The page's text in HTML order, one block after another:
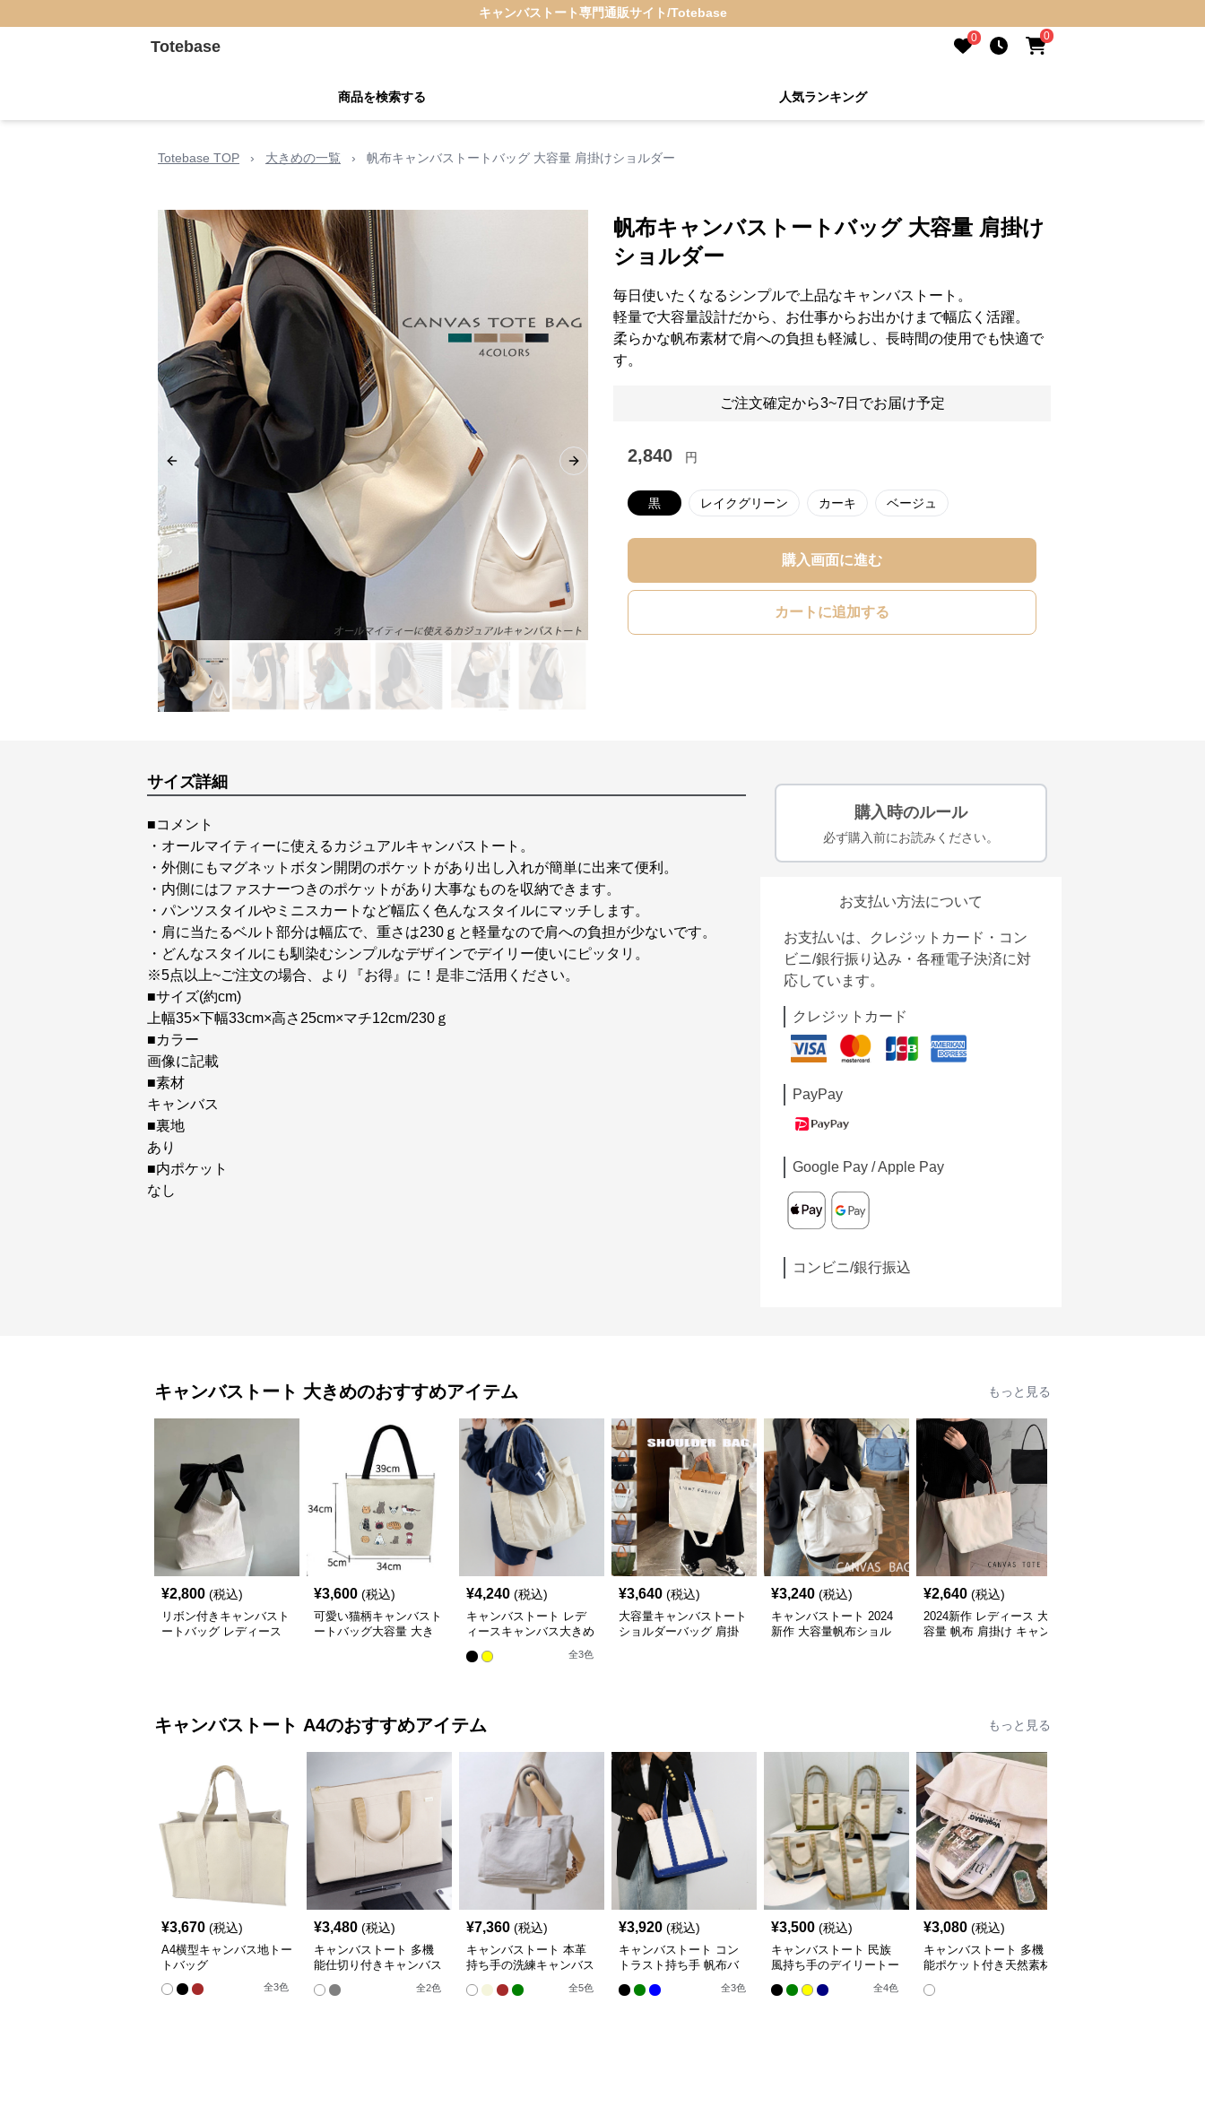
キャンバストート専門通販サイト/Totebase
Totebase 0 0
商品を検索する 人気ランキング
Totebase TOP › 大きめの一覧 › 帆布キャンバストートバッグ 大容量 肩掛けショルダー
Previous slide Next slide
帆布キャンバストートバッグ 大容量 肩掛け
ショルダー
毎日使いたくなるシンプルで上品なキャンバストート。
軽量で大容量設計だから、お仕事からお出かけまで幅広く活躍。
柔らかな帆布素材で肩への負担も軽減し、長時間の使用でも快適で
す。
ご注文確定から3~7日でお届け予定
2,840 円
黒 レイクグリーン カーキ ベージュ
購入画面に進む
カートに追加する
サイズ詳細
■コメント
・オールマイティーに使えるカジュアルキャンバストート。
・外側にもマグネットボタン開閉のポケットがあり出し入れが簡単に出来て便利。
・内側にはファスナーつきのポケットがあり大事なものを収納できます。
・パンツスタイルやミニスカートなど幅広く色んなスタイルにマッチします。
・肩に当たるベルト部分は幅広で、重さは230ｇと軽量なので肩への負担が少ないです。
・どんなスタイルにも馴染むシンプルなデザインでデイリー使いにピッタリ。
※5点以上~ご注文の場合、より『お得』に！是非ご活用ください。
■サイズ(約cm)
上幅35×下幅33cm×高さ25cm×マチ12cm/230ｇ
■カラー
画像に記載
■素材
キャンバス
■裏地
あり
■内ポケット
なし
購入時のルール
必ず購入前にお読みください。
お支払い方法について
お支払いは、クレジットカード・コン
ビニ/銀行振り込み・各種電子決済に対
応しています。
クレジットカード
PayPay
Google Pay / Apple Pay
コンビニ/銀行振込
キャンバストート 大きめのおすすめアイテム もっと見る
¥2,800 (税込)
リボン付きキャンバスト
ートバッグ レディース
¥3,600 (税込)
可愛い猫柄キャンバスト
ートバッグ大容量 大き
¥4,240 (税込)
キャンバストート レデ
ィースキャンバス大きめ
全3色
¥3,640 (税込)
大容量キャンバストート
ショルダーバッグ 肩掛
¥3,240 (税込)
キャンバストート 2024
新作 大容量帆布ショル
¥2,640 (税込)
2024新作 レディース 大
容量 帆布 肩掛け キャン
キャンバストート A4のおすすめアイテム もっと見る
¥3,670 (税込)
A4横型キャンバス地トー
トバッグ
全3色
¥3,480 (税込)
キャンバストート 多機
能仕切り付きキャンバス
全2色
¥7,360 (税込)
キャンバストート 本革
持ち手の洗練キャンバス
全5色
¥3,920 (税込)
キャンバストート コン
トラスト持ち手 帆布バ
全3色
¥3,500 (税込)
キャンバストート 民族
風持ち手のデイリートー
全4色
¥3,080 (税込)
キャンバストート 多機
能ポケット付き天然素材